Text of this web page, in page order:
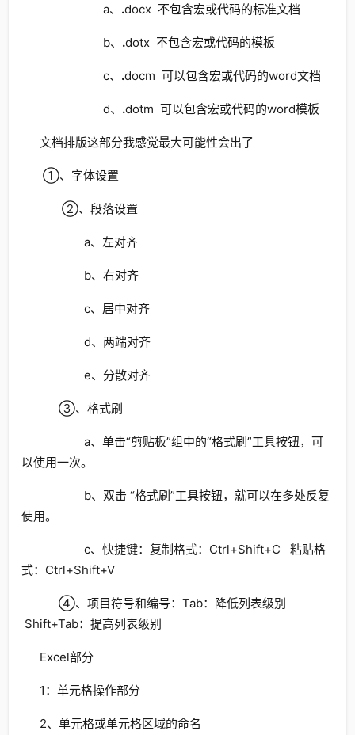
a、 .docx 不包含宏或代码的标准文档
b、 .dotx 不包含宏或代码的模板
c、 .docm 可以包含宏或代码的word文档
d、 .dotm 可以包含宏或代码的word模板
文档排版这部分我感觉最大可能性会出了
①、字体设置
②、段落设置
a、左对齐
b、右对齐
c、居中对齐
d、两端对齐
e、分散对齐
③、格式刷
a、单击“剪贴板”组中的“格式刷”工具按钮，可
以使用一次。
b、双击 “格式刷”工具按钮，就可以在多处反复
使用。
c、快捷键：复制格式：Ctrl+Shift+C 粘贴格
式：Ctrl+Shift+V
④、项目符号和编号：Tab：降低列表级别
Shift+Tab：提高列表级别
Excel部分
1：单元格操作部分
2、单元格或单元格区域的命名